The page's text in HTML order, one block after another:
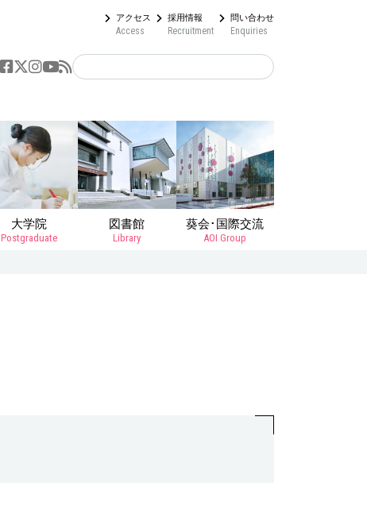
アクセス
Access
採用情報
Recruitment
問い合わせ
Enquiries
大学院
Postgraduate
図書館
Library
葵会･国際交流
AOI Group